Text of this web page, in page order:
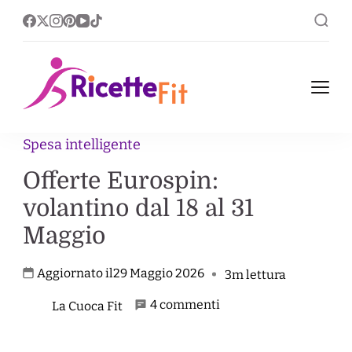
Ricette Fit, leggere nel
Spesa intelligente
Offerte Eurospin:
volantino dal 18 al 31
Maggio
Aggiornato il29 Maggio 2026 3m lettura
La Cuoca Fit 4 commenti